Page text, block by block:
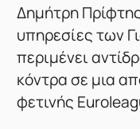
Δημήτρη
υπηρεσίες των
περιμένει
κόντρα σε μια
φετινής